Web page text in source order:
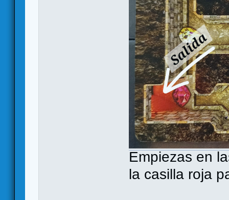
Empiezas en
la casilla roja